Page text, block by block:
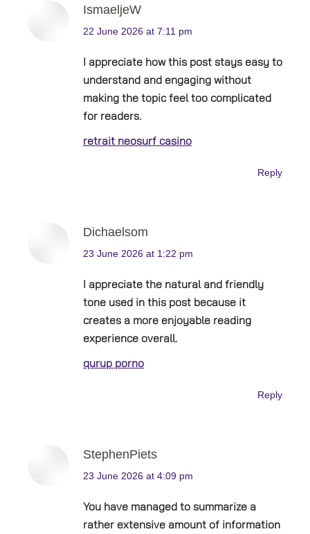
IsmaeljeW
says:
22 June 2026 at 7:11 pm
I appreciate how this post stays easy to
understand and engaging without
making the topic feel too complicated
for readers.
retrait neosurf casino
Reply
Dichaelsom
says:
23 June 2026 at 1:22 pm
I appreciate the natural and friendly
tone used in this post because it
creates a more enjoyable reading
experience overall.
qurup porno
Reply
StephenPiets
says:
23 June 2026 at 4:09 pm
You have managed to summarize a
rather extensive amount of information